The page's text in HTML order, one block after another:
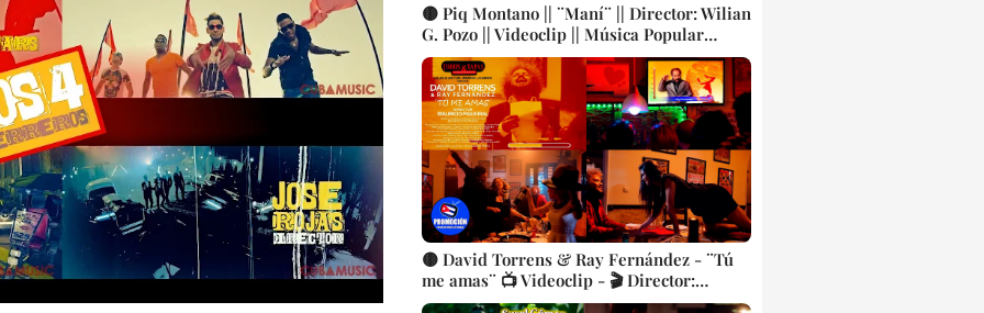
🟡 Piq Montano || ¨Maní¨ || Director: Wilian
G. Pozo || Videoclip || Música Popular
Tradicional Bailable Cubana || CONGA ||
CUBA
🟡 David Torrens & Ray Fernández - ¨Tú
me amas¨ 📺 Videoclip - 🎬 Director:
Mauricio Figueiral. CUBA